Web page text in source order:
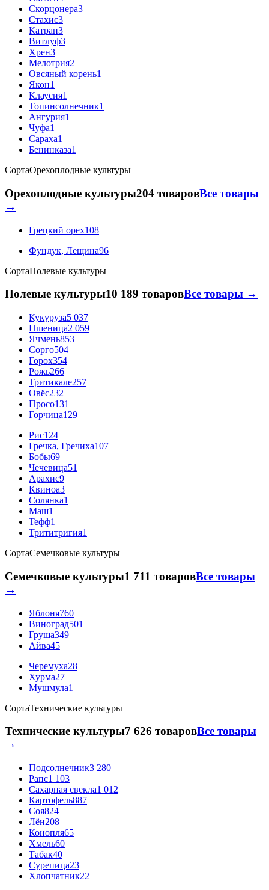
Скорцонера3
Стахис3
Катран3
Витлуф3
Хрен3
Мелотрия2
Овсяный корень1
Якон1
Клаусия1
Топинсолнечник1
Ангурия1
Чуфа1
Сараха1
Бенинказа1
СортаОрехоплодные культуры
Орехоплодные культуры204 товаровВсе товары
→
Грецкий орех108
Фундук, Лещина96
СортаПолевые культуры
Полевые культуры10 189 товаровВсе товары →
Кукуруза5 037
Пшеница2 059
Ячмень853
Сорго504
Горох354
Рожь266
Тритикале257
Овёс232
Просо131
Горчица129
Рис124
Гречка, Гречиха107
Бобы69
Чечевица51
Арахис9
Квиноа3
Солянка1
Маш1
Тефф1
Трититригия1
СортаСемечковые культуры
Семечковые культуры1 711 товаровВсе товары
→
Яблоня760
Виноград501
Груша349
Айва45
Черемуха28
Хурма27
Мушмула1
СортаТехнические культуры
Технические культуры7 626 товаровВсе товары
→
Подсолнечник3 280
Рапс1 103
Сахарная свекла1 012
Картофель887
Соя824
Лён208
Конопля65
Хмель60
Табак40
Сурепица23
Хлопчатник22